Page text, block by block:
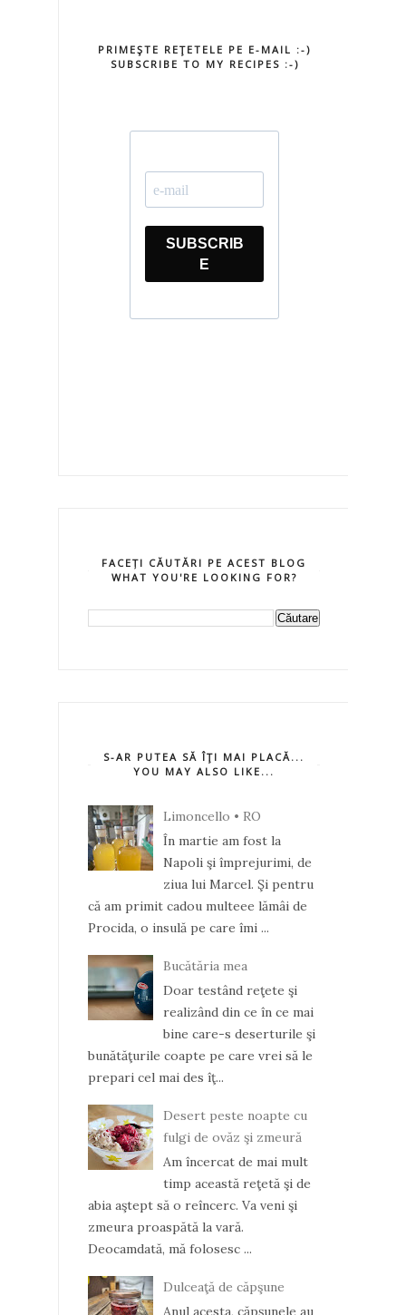
PRIMEŞTE REŢETELE PE E-MAIL :-)
SUBSCRIBE TO MY RECIPES :-)
FACEȚI CĂUTĂRI PE ACEST BLOG
WHAT YOU'RE LOOKING FOR?
S-AR PUTEA SĂ ÎŢI MAI PLACĂ...
YOU MAY ALSO LIKE...
Limoncello • RO
În martie am fost la
Napoli şi împrejurimi, de
ziua lui Marcel. Şi pentru
că am primit cadou multeee lămâi de
Procida, o insulă pe care îmi ...
Bucătăria mea
Doar testând reţete şi
realizând din ce în ce mai
bine care-s deserturile şi
bunătăţurile coapte pe care vrei să le
prepari cel mai des îţ...
Desert peste noapte cu
fulgi de ovăz şi zmeură
Am încercat de mai mult
timp această reţetă şi de
abia aştept să o reîncerc. Va veni şi
zmeura proaspătă la vară.
Deocamdată, mă folosesc ...
Dulceaţă de căpşune
Anul acesta, căpşunele au